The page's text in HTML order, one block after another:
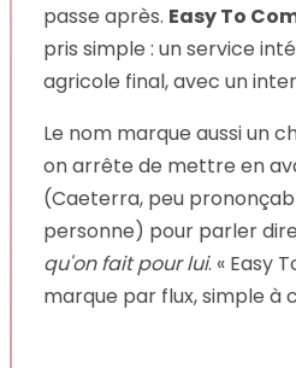
passe après. Easy To
pris simple : un service
agricole final, avec un
Le nom marque aussi un
on arrête de mettre en
(Caeterra, peu
personne) pour parler
qu'on fait pour lui. « Easy
marque par flux, simple à